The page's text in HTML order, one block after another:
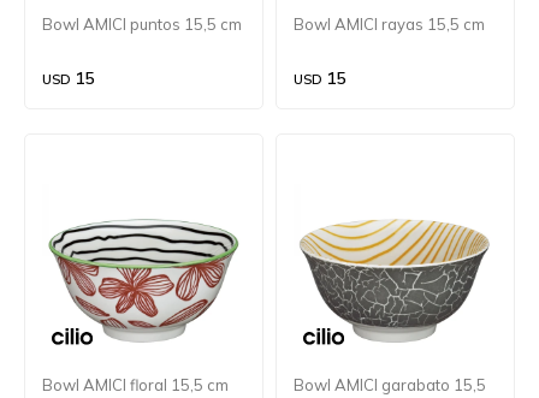
Bowl AMICI puntos 15,5 cm
USD 15
Bowl AMICI rayas 15,5 cm
USD 15
Bowl AMICI floral 15,5 cm
Bowl AMICI garabato 15,5